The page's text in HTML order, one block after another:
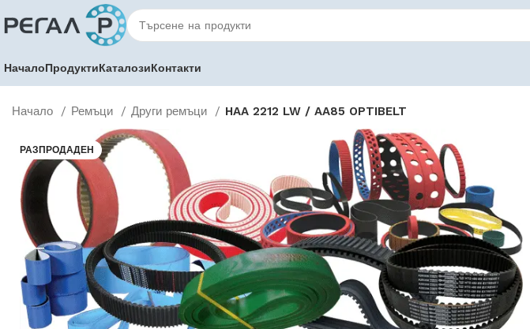
НачалоПродуктиКаталозиКонтакти
Начало Ремъци Други ремъци HAA 2212 LW / AA85 OPTIBELT
РАЗПРОДАДЕН